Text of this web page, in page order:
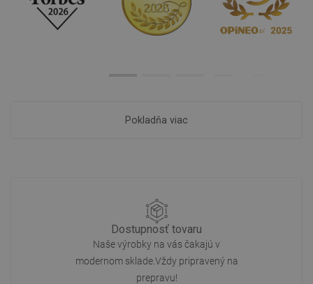
Pokladňa viac
Dostupnosť tovaru
Naše výrobky na vás čakajú v
modernom sklade.Vždy pripravený na
prepravu!